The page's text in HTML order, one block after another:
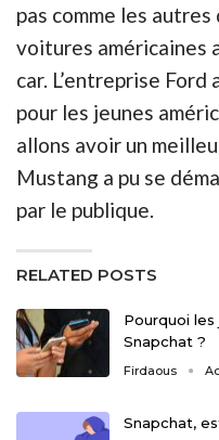
pas comme les
voitures américaines
car. L’entreprise
pour les jeunes
allons avoir un
Mustang a pu se
par le publique.
RELATED POSTS
Pourquoi
Snapchat ?
Firdaous
Snapchat,